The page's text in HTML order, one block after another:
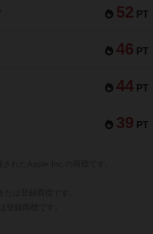
52 PT
46 PT
44 PT
39 PT